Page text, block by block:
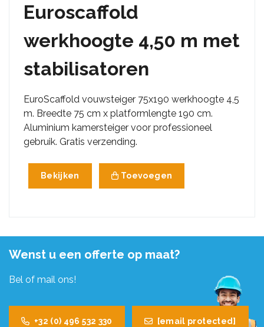
Euroscaffold
werkhoogte 4,50 m met
stabilisatoren
EuroScaffold vouwsteiger 75x190 werkhoogte 4,5
m. Breedte 75 cm x platformlengte 190 cm.
Aluminium kamersteiger voor professioneel
gebruik. Gratis verzending.
Bekijken Toevoegen
Wenst u een offerte op maat?
Bel of mail ons!
+32 (0) 496 532 330 [email protected]